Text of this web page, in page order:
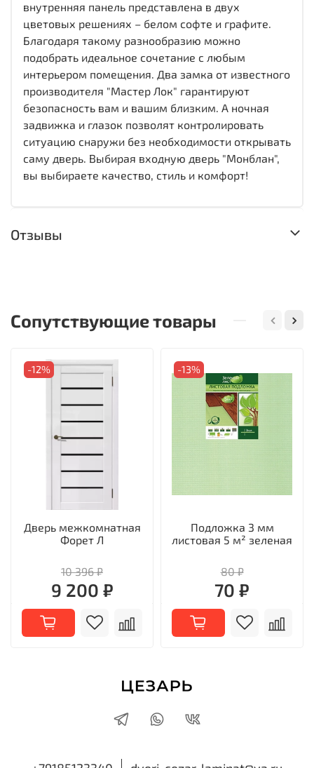
внутренняя панель представлена в двух
цветовых решениях – белом софте и графите.
Благодаря такому разнообразию можно
подобрать идеальное сочетание с любым
интерьером помещения. Два замка от известного
производителя "Мастер Лок" гарантируют
безопасность вам и вашим близким. А ночная
задвижка и глазок позволят контролировать
ситуацию снаружи без необходимости открывать
саму дверь. Выбирая входную дверь "Монблан",
вы выбираете качество, стиль и комфорт!
Отзывы
Сопутствующие товары
-12%
Дверь межкомнатная
Форет Л
10 396 ₽
9 200 ₽
-13%
Подложка 3 мм
листовая 5 м² зеленая
80 ₽
70 ₽